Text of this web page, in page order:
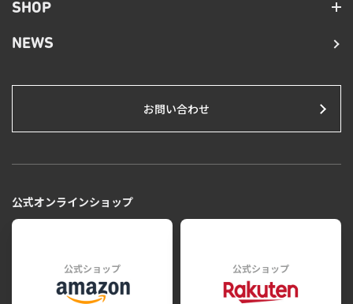
SHOP
NEWS
お問い合わせ
公式オンラインショップ
公式ショップ 公式ショップ